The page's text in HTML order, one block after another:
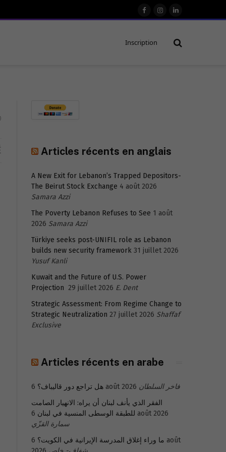
FacebookInstagram
LinkedIn
Inscription
Articles récents en anglais
A New Exit for Lebanon’s Trapped Depositors-
The Beirut Stock Exchange 4 août 2026
Samara Azzi
The Poverty Lebanon Refuses to See 1 août
2026 Samara Azzi
Türkiye seeks post-UNIFIL role as Lebanon
builds new security framework 31 juillet 2026
Yusuf Kanli
Kuwait and the Future of U.S. Power
Projection 29 juillet 2026 E. Dent
Strategic Assessment: From Regime Change to
Strategic Neutralization 27 juillet 2026 Shaffaf
Exclusive
Articles récents en arabe
هل تراجع دور قاليباف؟ 6 août 2026 فاخر السلطان
الفقر الذي يأنف لبنان أن يراه: الانهيار الصامت
للطبقة الوسطى المنسية في لبنان 6 août 2026
سمارة القزّي
ما وراء إغلاق المدرسة الإيرانية في الكويت؟ 6 août